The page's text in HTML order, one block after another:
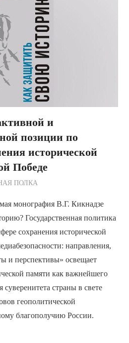
и
позиции по
исторической
Победе
по Редакции
ПОЛКА
монография В.Г. Кикнадзе
Государственная политика
сохранения исторической
направления,
и перспективы» освещает
памяти как важнейшего
страны в свете
геополитической
благополучию России.